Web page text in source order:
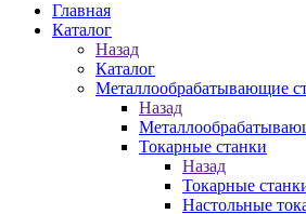
Главная
Каталог
Назад
Каталог
Металлообрабатывающие
Назад
Токарные станки
Назад
Токарные
Настольные